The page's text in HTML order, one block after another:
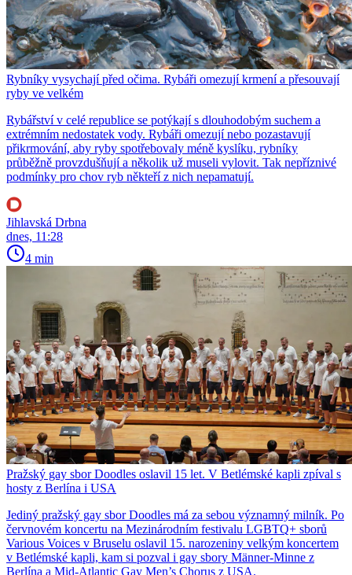
Rybníky vysychají před očima. Rybáři omezují krmení a přesouvají
ryby ve velkém
Rybářství v celé republice se potýkají s dlouhodobým suchem a
extrémním nedostatek vody. Rybáři omezují nebo pozastavují
přikrmování, aby ryby spotřebovaly méně kyslíku, rybníky
průběžně provzdušňují a několik už museli vylovit. Tak nepříznivé
podmínky pro chov ryb někteří z nich nepamatují.
Jihlavská Drbna
dnes, 11:28
4 min
Pražský gay sbor Doodles oslavil 15 let. V Betlémské kapli zpíval s
hosty z Berlína i USA
Jediný pražský gay sbor Doodles má za sebou významný milník. Po
červnovém koncertu na Mezinárodním festivalu LGBTQ+ sborů
Various Voices v Bruselu oslavil 15. narozeniny velkým koncertem
v Betlémské kapli, kam si pozval i gay sbory Männer-Minne z
Berlína a Mid-Atlantic Gay Men’s Chorus z USA.